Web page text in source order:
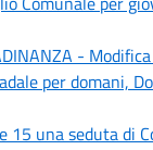
-
per domani,
15 una seduta di